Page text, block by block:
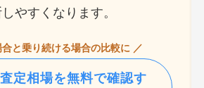
やすくなります。
と乗り続ける場合の比較に ／
定相場を無料で確認す